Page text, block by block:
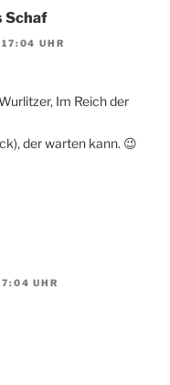
Schaf
UHR
Im Reich der
der warten kann. 😉
UHR